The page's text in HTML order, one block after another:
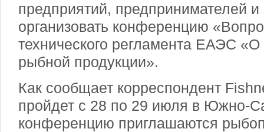
предприятий, предпринимателей
организовать конференцию
технического регламента ЕАЭС
рыбной продукции».
Как сообщает корреспондент
пройдет с 28 по 29 июля в Южно-
конференцию приглашаются